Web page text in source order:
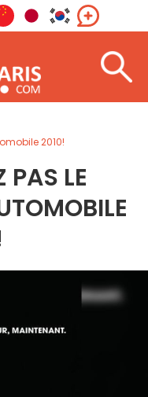
2010!
PAS LE